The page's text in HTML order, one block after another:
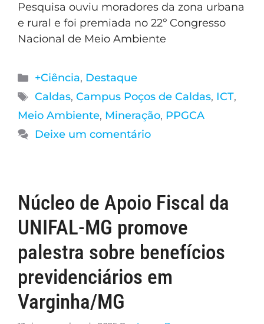
Pesquisa ouviu moradores da zona urbana
e rural e foi premiada no 22º Congresso
Nacional de Meio Ambiente
+Ciência, Destaque
Caldas, Campus Poços de Caldas, ICT,
Meio Ambiente, Mineração, PPGCA
Deixe um comentário
Núcleo de Apoio Fiscal da
UNIFAL-MG promove
palestra sobre benefícios
previdenciários em
Varginha/MG